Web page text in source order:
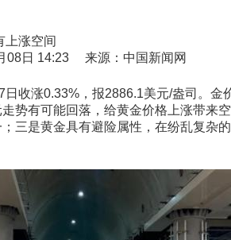
上涨空间
08日 14:23 来源：中国新闻网
涨0.33%，报2886.1美元/盎司。金
势有可能回落，给黄金价格上涨带来
三是黄金具有避险属性，在纷乱复杂